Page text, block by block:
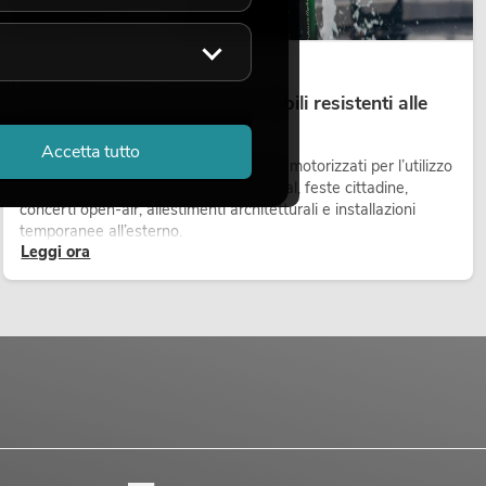
Teste mobili outdoor: teste mobili resistenti alle
intemperie per eventi
Le teste mobili outdoor sono proiettori motorizzati per l’utilizzo
all’aperto. Vengono impiegate in festival, feste cittadine,
concerti open-air, allestimenti architetturali e installazioni
temporanee all’esterno.
Leggi ora
Accetta tutto